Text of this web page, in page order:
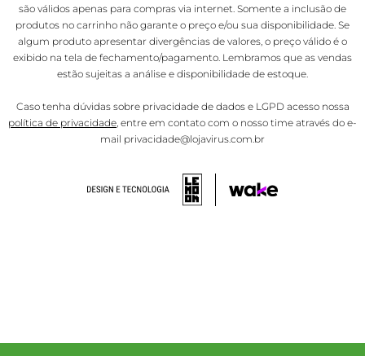
são válidos apenas para compras via internet. Somente a inclusão de
produtos no carrinho não garante o preço e/ou sua disponibilidade. Se
algum produto apresentar divergências de valores, o preço válido é o
exibido na tela de fechamento/pagamento. Lembramos que as vendas
estão sujeitas a análise e disponibilidade de estoque.
Caso tenha dúvidas sobre privacidade de dados e LGPD acesso nossa
política de privacidade, entre em contato com o nosso time através do e-
mail privacidade@lojavirus.com.br